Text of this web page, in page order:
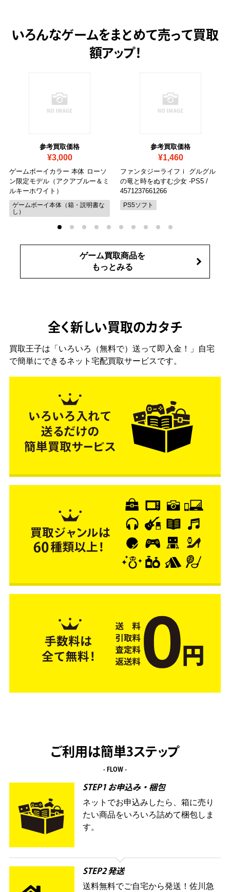
いろんなゲームをまとめて売って 買取
額アップ！
参考買取価格
¥3,000
ゲームボーイカラー 本体 ローソ
ン限定モデル（アクアブルー＆ミ
ルキーホワイト）
ゲームボーイ本体（箱・説明書な
し）
参考買取価格
¥1,460
ファンタジーライフｉ グルグル
の竜と時をぬすむ少女 -PS5 /
4571237661266
PS5ソフト
ゲーム買取商品を
もっとみる
全く新しい買取のカタチ
買取王子は「いろいろ（無料で）送って即入金！」自宅
で簡単にできるネット宅配買取サービスです。
ご利用は簡単3ステップ
- FLOW -
STEP1 お申込み・梱包
ネットでお申込みしたら、箱に売り
たい商品をいろいろ詰めて梱包しま
す。
STEP2 発送
送料無料でご自宅から発送！佐川急